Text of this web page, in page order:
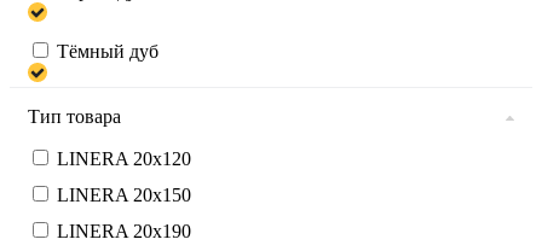
Тёмный дуб
Тип товара
LINERA 20х120
LINERA 20х150
LINERA 20х190